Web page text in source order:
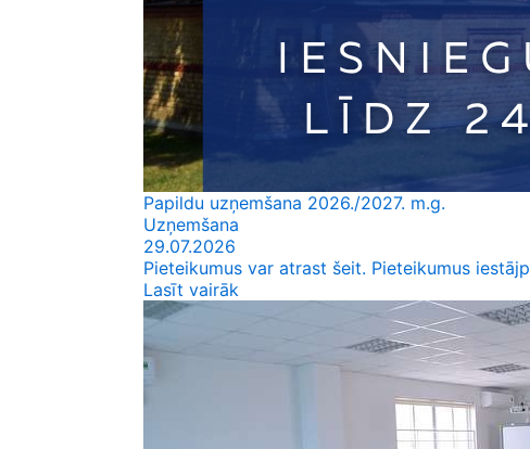
Papildu uzņemšana 2026./2027. m.g.
Uzņemšana
29.07.2026
Pieteikumus var atrast šeit. Pieteikumus
Lasīt vairāk